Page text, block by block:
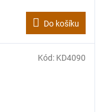
Do košíku
Kód: KD4090